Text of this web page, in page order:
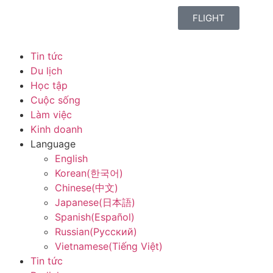
FLIGHT
Tin tức
Du lịch
Học tập
Cuộc sống
Làm việc
Kinh doanh
Language
English
Korean(한국어)
Chinese(中文)
Japanese(日本語)
Spanish(Español)
Russian(Русский)
Vietnamese(Tiếng Việt)
Tin tức